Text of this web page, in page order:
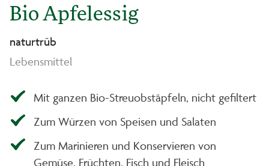
Bio Apfelessig
naturtrüb
Lebensmittel
Mit ganzen Bio-Streuobstäpfeln, nicht gefiltert
Zum Würzen von Speisen und Salaten
Zum Marinieren und Konservieren von
Gemüse, Früchten, Fisch und Fleisch